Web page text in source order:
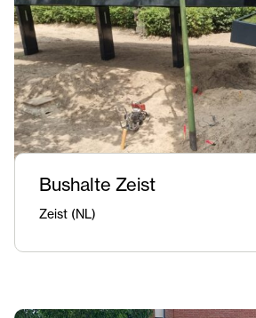
Bushalte Zeist
Zeist (NL)